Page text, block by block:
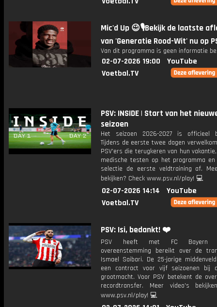
Mic'd Up 😉🎙️Bekijk de laatste
van 'Generatie Rood-Wit' nu op
Van dit programma is geen informatie
02-07-2026 19:00
YouTube
Voetbal.TV
PSV: INSIDE | Start van het
seizoen
Het seizoen 2026-2027 is officieel
Tijdens de eerste twee dagen
PSV'ers die terugkeren van hun
medische testen op het programma
selectie de eerste veldtraining af.
bekijken? Check www.psv.nl/play! 💻
02-07-2026 14:14
YouTube
Voetbal.TV
PSV: Isi, bedankt! ❤️
PSV heeft met FC Bayern
overeenstemming bereikt over de
Ismael Saibari. De 25-jarige
een contract voor vijf seizoenen bij
grootmacht. Voor PSV betekent de
recordtransfer. Meer video's
www.psv.nl/play! 💻